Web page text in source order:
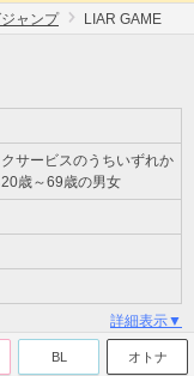
ャンプ LIAR GAME
サービスのうちいずれか
歳～69歳の男女
詳細表示▼
BL オトナ